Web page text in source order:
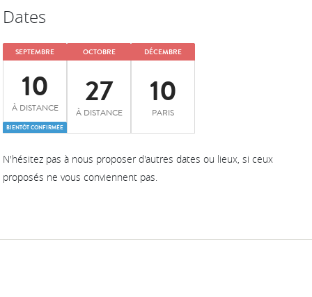
Dates
SEPTEMBRE
10
À DISTANCE
BIENTÔT CONFIRMÉE
OCTOBRE
27
À DISTANCE
DÉCEMBRE
10
PARIS
N'hésitez pas à nous proposer d'autres dates ou lieux, si ceux
proposés ne vous conviennent pas.